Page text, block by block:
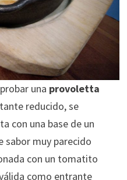
una provoletta
reducido, se
con una base de un
muy parecido
con un tomatito
como entrante